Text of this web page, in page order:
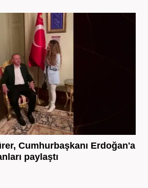
Cumhurbaşkanı Erdoğan'a
paylaştı